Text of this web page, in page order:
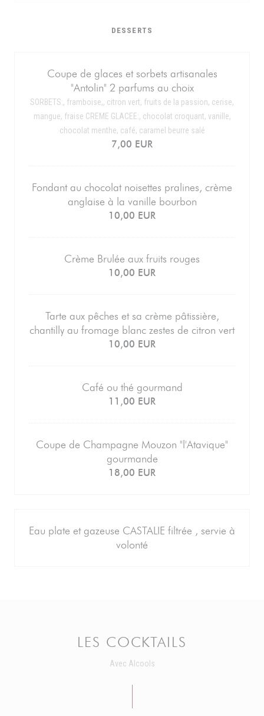
DESSERTS
Coupe de glaces et sorbets artisanales
"Antolin" 2 parfums au choix
SORBETS:, framboise,, citron vert, fruits de la passion, cerise,
mangue, fraise CREME GLACEE:, chocolat croquant, vanille,
chocolat menthe, café, caramel beurre salé
7,00 EUR
Fondant au chocolat noisettes pralines, crème
anglaise à la vanille bourbon
10,00 EUR
Crème Brulée aux fruits rouges
10,00 EUR
Tarte aux pêches et sa crème pâtissière,
chantilly au fromage blanc zestes de citron vert
10,00 EUR
Café ou thé gourmand
11,00 EUR
Coupe de Champagne Mouzon "l'Atavique"
gourmande
18,00 EUR
Eau plate et gazeuse CASTALIE filtrée , servie à
volonté
LES COCKTAILS
Avec Alcools